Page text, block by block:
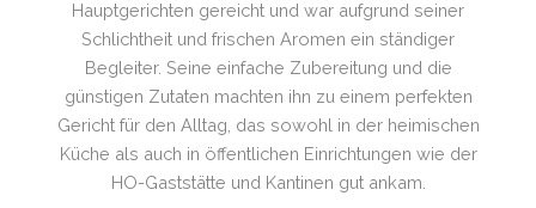
Hauptgerichten gereicht und war aufgrund seiner
Schlichtheit und frischen Aromen ein ständiger
Begleiter. Seine einfache Zubereitung und die
günstigen Zutaten machten ihn zu einem perfekten
Gericht für den Alltag, das sowohl in der heimischen
Küche als auch in öffentlichen Einrichtungen wie der
HO-Gaststätte und Kantinen gut ankam.